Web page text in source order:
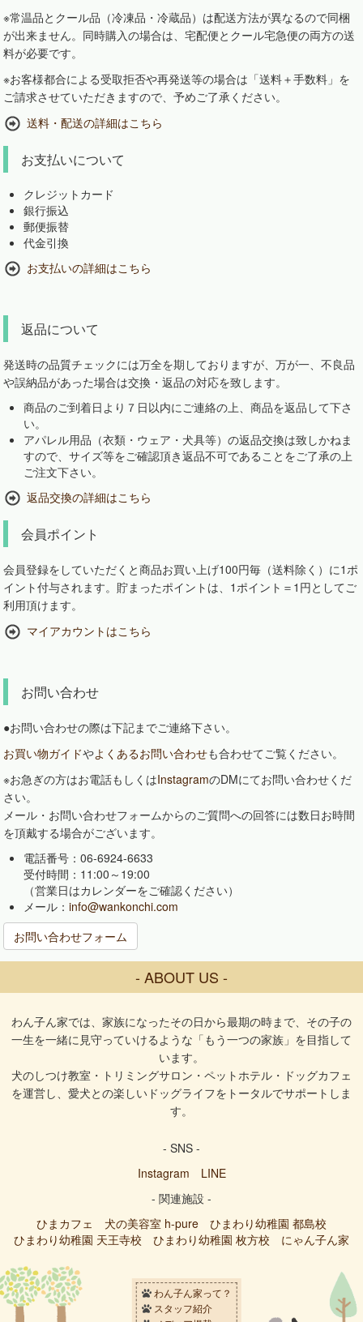
※常温品とクール品（冷凍品・冷蔵品）は配送方法が異なるので同梱
が出来ません。同時購入の場合は、宅配便とクール宅急便の両方の送
料が必要です。
※お客様都合による受取拒否や再発送等の場合は「送料＋手数料」を
ご請求させていただきますので、予めご了承ください。
送料・配送の詳細はこちら
お支払いについて
クレジットカード
銀行振込
郵便振替
代金引換
お支払いの詳細はこちら
返品について
発送時の品質チェックには万全を期しておりますが、万が一、不良品
や誤納品があった場合は交換・返品の対応を致します。
商品のご到着日より７日以内にご連絡の上、商品を返品して下さ
い。
アパレル用品（衣類・ウェア・犬具等）の返品交換は致しかねま
すので、サイズ等をご確認頂き返品不可であることをご了承の上
ご注文下さい。
返品交換の詳細はこちら
会員ポイント
会員登録をしていただくと商品お買い上げ100円毎（送料除く）に1ポ
イント付与されます。貯まったポイントは、1ポイント＝1円としてご
利用頂けます。
マイアカウントはこちら
お問い合わせ
●お問い合わせの際は下記までご連絡下さい。
お買い物ガイドやよくあるお問い合わせも合わせてご覧ください。
※お急ぎの方はお電話もしくはInstagramのDMにてお問い合わせくだ
さい。
メール・お問い合わせフォームからのご質問への回答には数日お時間
を頂戴する場合がございます。
電話番号：06-6924-6633
受付時間：11:00～19:00
（営業日はカレンダーをご確認ください）
メール：info@wankonchi.com
お問い合わせフォーム
- ABOUT US -
わん子ん家では、家族になったその日から最期の時まで、その子の
一生を一緒に見守っていけるような「もう一つの家族」を目指して
います。
犬のしつけ教室・トリミングサロン・ペットホテル・ドッグカフェ
を運営し、愛犬との楽しいドッグライフをトータルでサポートしま
す。
- SNS -
Instagram
LINE
- 関連施設 -
ひまカフェ
犬の美容室 h-pure
ひまわり幼稚園 都島校
ひまわり幼稚園 天王寺校
ひまわり幼稚園 枚方校 にゃん子ん家
わん子ん家って？
スタッフ紹介